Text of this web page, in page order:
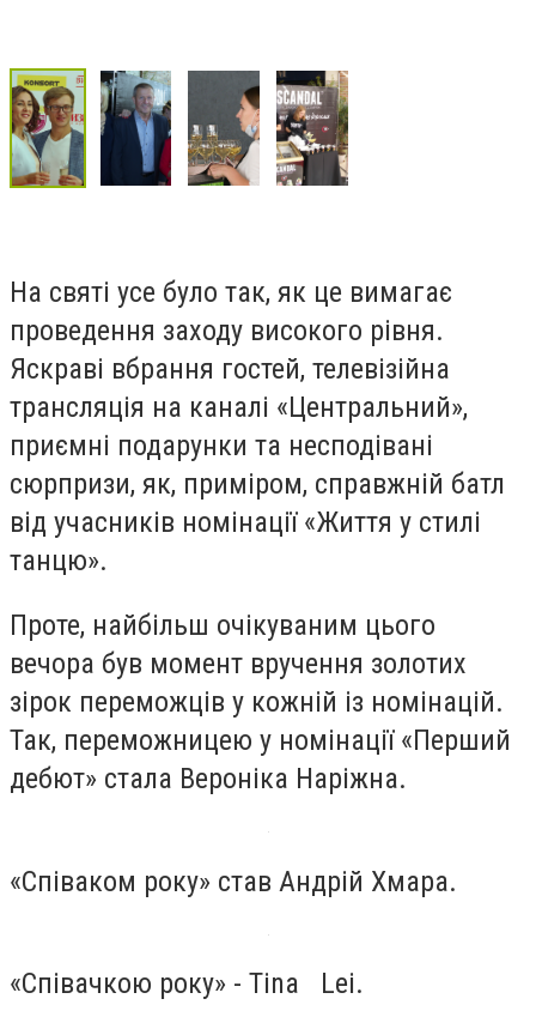
На святі усе було так, як це вимагає
проведення заходу високого рівня.
Яскраві вбрання гостей, телевізійна
трансляція на каналі «Центральний»,
приємні подарунки та несподівані
сюрпризи, як, приміром, справжній батл
від учасників номінації «Життя у стилі
танцю».
Проте, найбільш очікуваним цього
вечора був момент вручення золотих
зірок переможців у кожній із номінацій.
Так, переможницею у номінації «Перший
дебют» стала Вероніка Наріжна.
«Співаком року» став Андрій Хмара.
«Співачкою року» - Tina Lei.